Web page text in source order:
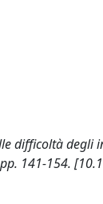
difficoltà
141-154.